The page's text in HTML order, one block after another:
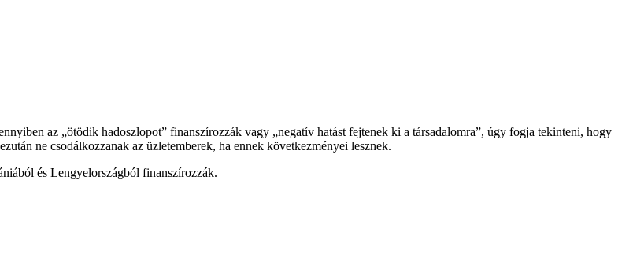
az „ötödik hadoszlopot” finanszírozzák vagy „negatív hatást fejtenek ki a társadalomra”, úgy fogja tekinteni, hogy
ne csodálkozzanak az üzletemberek, ha ennek következményei lesznek.
és Lengyelországból finanszírozzák.